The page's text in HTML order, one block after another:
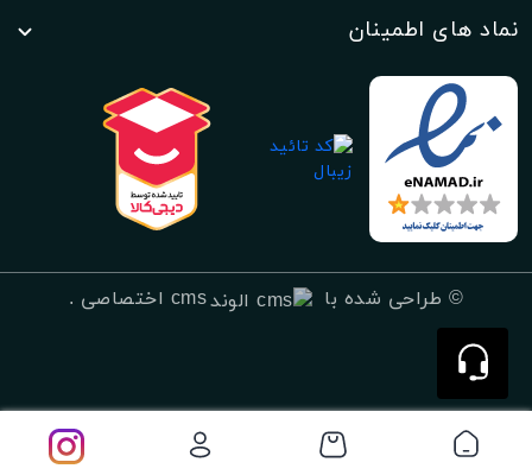
نماد های اطمینان
© طراحی شده با cms اختصاصی .